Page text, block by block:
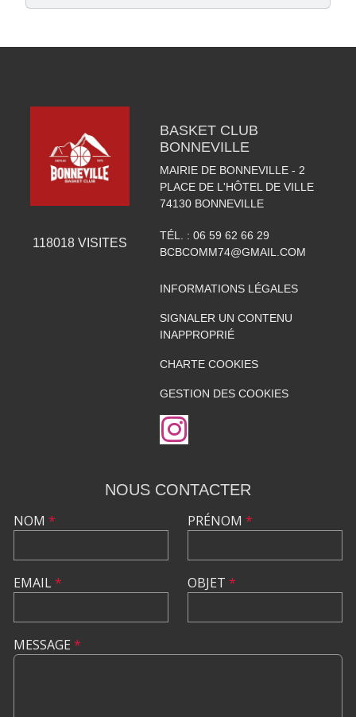
118018VISITES
BASKET CLUB
BONNEVILLE
MAIRIE DE BONNEVILLE - 2
PLACE DE L'HÔTEL DE VILLE
74130 BONNEVILLE
TÉL. : 06 59 62 66 29
BCBCOMM74@GMAIL.COM
INFORMATIONS LÉGALES
SIGNALER UN CONTENU
INAPPROPRIÉ
CHARTE COOKIES
GESTION DES COOKIES
NOUS CONTACTER
NOM *
EMAIL*
PRÉNOM *
OBJET *
MESSAGE *